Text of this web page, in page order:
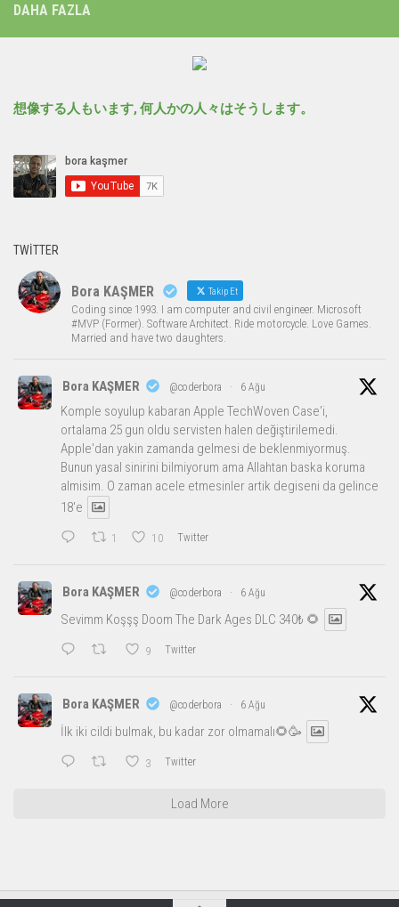
DAHA FAZLA
想像する人もいます, 何人かの人々はそうします。
TWITTER
Bora KAŞMER Takip Et
Coding since 1993. I am computer and civil engineer. Microsoft
#MVP (Former). Software Architect. Ride motorcycle. Love Games.
Married and have two daughters.
Bora KAŞMER @coderbora · 6 Ağu
Komple soyulup kabaran Apple TechWoven Case'i,
ortalama 25 gun oldu servisten halen değiştirilemedi.
Apple'dan yakin zamanda gelmesi de beklenmiyormuş.
Bunun yasal sinirini bilmiyorum ama Allahtan baska koruma
almisim. O zaman acele etmesinler artik degiseni da gelince
18'e
1 10 Twitter
Bora KAŞMER @coderbora · 6 Ağu
Sevimm Koşşş Doom The Dark Ages DLC 340₺ 🌻
9 Twitter
Bora KAŞMER @coderbora · 6 Ağu
İlk iki cildi bulmak, bu kadar zor olmamalı🌻🥳
3 Twitter
Load More